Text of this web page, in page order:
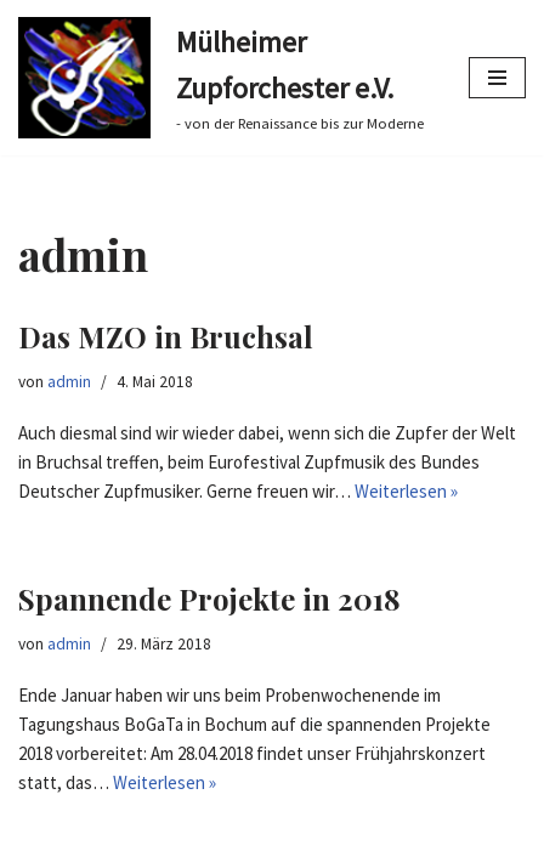
Zum
Inhalt
springen
Mülheimer
Zupforchester e.V.
- von der Renaissance bis zur Moderne
admin
Das MZO in Bruchsal
von admin 4. Mai 2018
Auch diesmal sind wir wieder dabei, wenn sich die Zupfer der Welt
in Bruchsal treffen, beim Eurofestival Zupfmusik des Bundes
Deutscher Zupfmusiker. Gerne freuen wir… Weiterlesen »
Spannende Projekte in 2018
von admin 29. März 2018
Ende Januar haben wir uns beim Probenwochenende im
Tagungshaus BoGaTa in Bochum auf die spannenden Projekte
2018 vorbereitet: Am 28.04.2018 findet unser Frühjahrskonzert
statt, das… Weiterlesen »